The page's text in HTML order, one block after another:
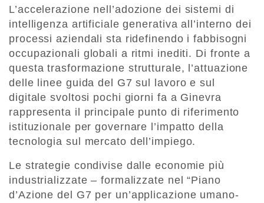
L’accelerazione nell’adozione dei sistemi di
intelligenza artificiale generativa all’interno dei
processi aziendali sta ridefinendo i fabbisogni
occupazionali globali a ritmi inediti. Di fronte a
questa trasformazione strutturale, l’attuazione
delle linee guida del G7 sul lavoro e sul
digitale svoltosi pochi giorni fa a Ginevra
rappresenta il principale punto di riferimento
istituzionale per governare l’impatto della
tecnologia sul mercato dell’impiego.
Le strategie condivise dalle economie più
industrializzate – formalizzate nel “Piano
d’Azione del G7 per un’applicazione umano-